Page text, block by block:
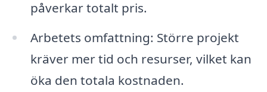
påverkar totalt pris.
Arbetets omfattning: Större projekt
kräver mer tid och resurser, vilket kan
öka den totala kostnaden.